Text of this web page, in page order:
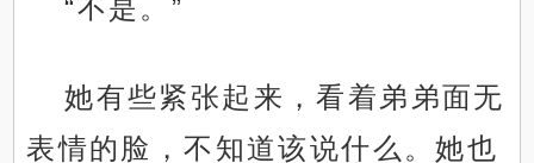
“不是。”
她有些紧张起来，看着弟弟面无
表情的脸，不知道该说什么。她也